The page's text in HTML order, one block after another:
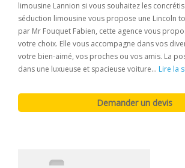
limousine Lannion si vous souhaitez les
séduction limousine vous propose une Lincoln
par Mr Fouquet Fabien, cette agence vous
votre choix. Elle vous accompagne dans vos
votre bien-aimé, vos proches ou vos amis. La
dans une luxueuse et spacieuse voiture... Lire la